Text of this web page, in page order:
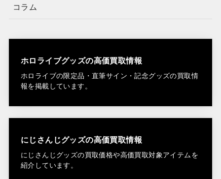
コラム
ホロライブグッズの高価買取情報
ホロライブの限定品・直筆サイン・記念グッズの買取情
報を掲載しています。
にじさんじグッズの高価買取情報
にじさんじグッズの買取価格や高価買取対象アイテムを
紹介しています。